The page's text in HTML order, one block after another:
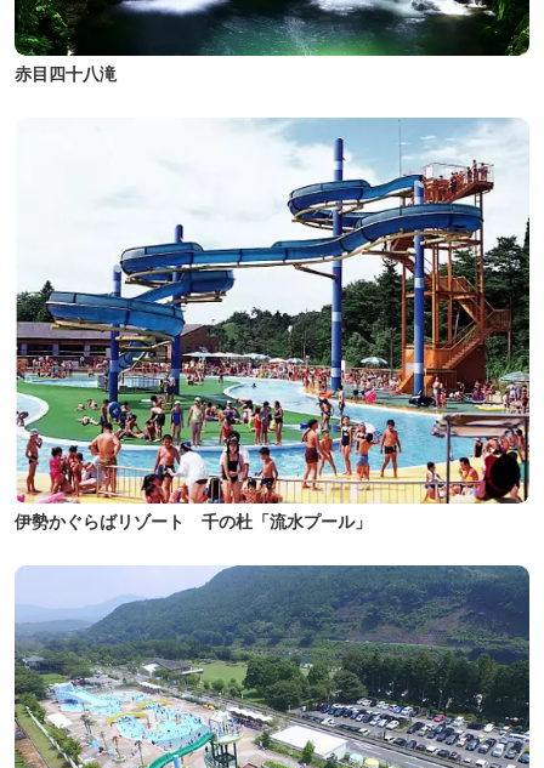
赤目四十八滝
伊勢かぐらばリゾート 千の杜「流水プール」